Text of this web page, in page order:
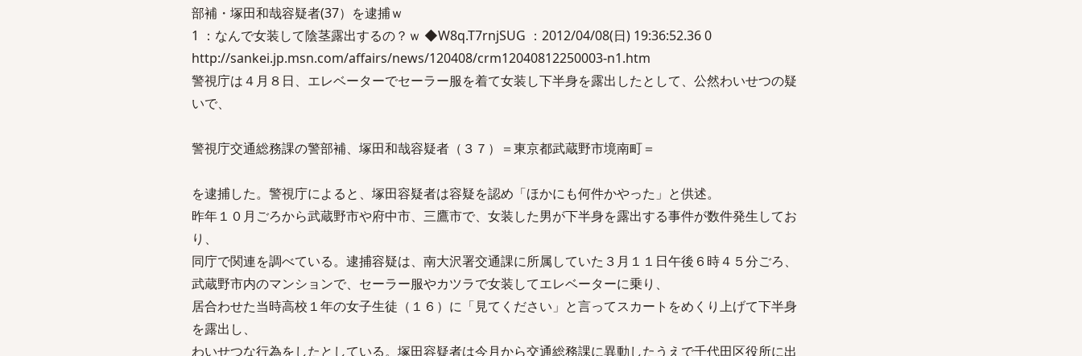
部補・塚田和哉容疑者(37）を逮捕ｗ
1 ：なんで女装して陰茎露出するの？ｗ ◆W8q.T7rnjSUG ：2012/04/08(日) 19:36:52.36 0
http://sankei.jp.msn.com/affairs/news/120408/crm12040812250003-n1.htm
警視庁は４月８日、エレベーターでセーラー服を着て女装し下半身を露出したとして、公然わいせつの疑
いで、
警視庁交通総務課の警部補、塚田和哉容疑者（３７）＝東京都武蔵野市境南町＝
を逮捕した。警視庁によると、塚田容疑者は容疑を認め「ほかにも何件かやった」と供述。
昨年１０月ごろから武蔵野市や府中市、三鷹市で、女装した男が下半身を露出する事件が数件発生してお
り、
同庁で関連を調べている。逮捕容疑は、南大沢署交通課に所属していた３月１１日午後６時４５分ごろ、
武蔵野市内のマンションで、セーラー服やカツラで女装してエレベーターに乗り、
居合わせた当時高校１年の女子生徒（１６）に「見てください」と言ってスカートをめくり上げて下半身
を露出し、
わいせつな行為をしたとしている。塚田容疑者は今月から交通総務課に異動したうえで千代田区役所に出